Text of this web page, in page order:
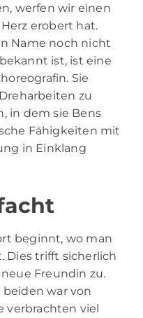
werfen wir einen
erobert hat.
Name noch nicht
ist, ist eine
Sie
zu
in dem sie Bens
Fähigkeiten mit
in Einklang
beginnt, wo man
Dies trifft sicherlich
Freundin zu.
war von
verbrachten viel